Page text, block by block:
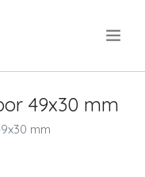
49x30 mm
mm